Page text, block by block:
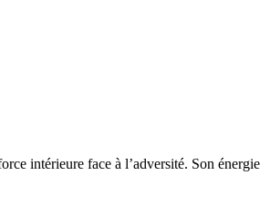
intérieure face à l’adversité. Son énergie